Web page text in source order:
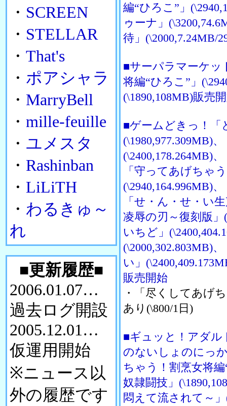
・ SCREEN
・ STELLAR
・ That's
・ ポアシャラ
・ MarryBell
・ mille-feuille
・ ユメスタ
・ Rashinban
・ LiLiTH
・ わるきゅ～
れ
■更新履歴■
2006.01.07…
過去ログ開設
2005.12.01…
仮運用開始
※ニュース以
外の履歴です
編“ひろこ”」
ゥーナ」
待」(\2000,7.24MB/
■サーパラマーケッ
将編“ひろこ”」
(\1890,108MB)販売
■ゲームどきっ！「
(\1980,977.309MB)
(\2400,178.264MB)
「守ってあげちゃ
(\2940,164.996MB)
「せ・ん・せ・い
凌辱の刃～復刻版」
いちど」
(\2000,302.803MB)
い」
販売開始
・「尽くしてあげ
あり(\800/1日)
■ギュッと！アダル
のないしょのにっ
ちゃう！割烹女将
奴隷闘技」
悶えて流されて～